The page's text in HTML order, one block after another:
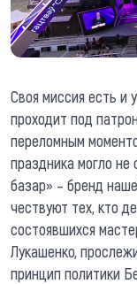
Своя миссия есть и
проходит под
переломным
праздника могло не
базар» – бренд
чествуют тех, кто
состоявшихся
Лукашенко,
принцип политики